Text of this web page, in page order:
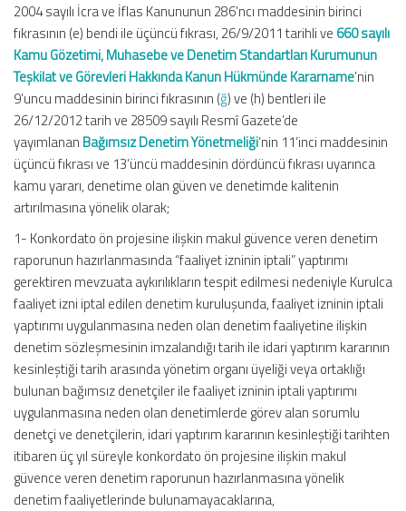
2004 sayılı İcra ve İflas Kanununun 286’ncı maddesinin birinci
fıkrasının (e) bendi ile üçüncü fıkrası, 26/9/2011 tarihli ve 660 sayılı
Kamu Gözetimi, Muhasebe ve Denetim Standartları Kurumunun
Teşkilat ve Görevleri Hakkında Kanun Hükmünde Kararname’nin
9’uncu maddesinin birinci fıkrasının (ğ) ve (h) bentleri ile
26/12/2012 tarih ve 28509 sayılı Resmî Gazete’de
yayımlanan Bağımsız Denetim Yönetmeliği’nin 11’inci maddesinin
üçüncü fıkrası ve 13’üncü maddesinin dördüncü fıkrası uyarınca
kamu yararı, denetime olan güven ve denetimde kalitenin
artırılmasına yönelik olarak;
1- Konkordato ön projesine ilişkin makul güvence veren denetim
raporunun hazırlanmasında “faaliyet izninin iptali” yaptırımı
gerektiren mevzuata aykırılıkların tespit edilmesi nedeniyle Kurulca
faaliyet izni iptal edilen denetim kuruluşunda, faaliyet izninin iptali
yaptırımı uygulanmasına neden olan denetim faaliyetine ilişkin
denetim sözleşmesinin imzalandığı tarih ile idari yaptırım kararının
kesinleştiği tarih arasında yönetim organı üyeliği veya ortaklığı
bulunan bağımsız denetçiler ile faaliyet izninin iptali yaptırımı
uygulanmasına neden olan denetimlerde görev alan sorumlu
denetçi ve denetçilerin, idari yaptırım kararının kesinleştiği tarihten
itibaren üç yıl süreyle konkordato ön projesine ilişkin makul
güvence veren denetim raporunun hazırlanmasına yönelik
denetim faaliyetlerinde bulunamayacaklarına,